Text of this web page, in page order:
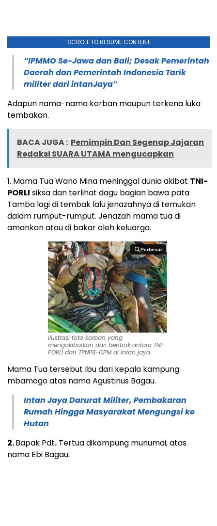
SCROLL TO RESUME CONTENT
“IPMMO Se-Jawa dan Bali; Desak Pemerintah
Daerah dan Pemerintah Indonesia Tarik
militer dari intanJaya”
Adapun nama-nama korban maupun terkena luka
tembakan.
BACA JUGA : Pemimpin Dan Segenap Jajaran
Redaksi SUARA UTAMA mengucapkan
1. Mama Tua Wano Mina meninggal dunia akibat TNI-
PORLI siksa dan terlihat dagu bagian bawa pata
Tamba lagi di tembak lalu jenazahnya di temukan
dalam rumput-rumput. Jenazah mama tua di
amankan atau di bakar oleh keluarga.
Perbesar
Perbesar
Ilustrasi foto korban yang
mengakibatkan dari bentrok antara TNI-
PORLI dan TPNPB-OPM di intan jaya
Mama Tua tersebut Ibu dari kepala kampung
mbamogo atas nama Agustinus Bagau.
Intan Jaya Darurat Militer, Pembakaran
Rumah Hingga Masyarakat Mengungsi ke
Hutan
2.Bapak Pdt. Tertua dikampung munumai, atas
nama Ebi Bagau.